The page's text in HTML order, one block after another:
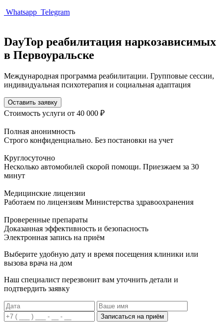
Whatsapp Telegram
DayTop реабилитация наркозависимых
в Первоуральске
Международная программа реабилитации. Групповые сессии,
индивидуальная психотерапия и социальная адаптация
Оставить заявку
Стоимость услуги от 40 000 ₽
Полная анонимность
Строго конфиденциально. Без постановки на учет
Круглосуточно
Несколько автомобилей скорой помощи. Приезжаем за 30
минут
Медицинские лицензии
Работаем по лицензиям Министерства здравоохранения
Проверенные препараты
Доказанная эффективность и безопасность
Электронная запись на приём
Выберите удобную дату и время посещения клиники или
вызова врача на дом
Наш специалист перезвонит вам уточнить детали и
подтвердить заявку
Записаться на приём